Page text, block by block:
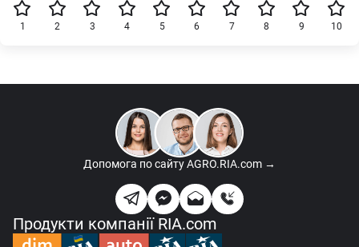
10
9
8
7
6
5
4
3
2
1
Допомога по сайтуAGRO.RIA.com →
Продукти компанії RIA.com